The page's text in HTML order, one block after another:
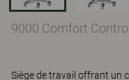
9000 Comfort
Siège de travail offrant un